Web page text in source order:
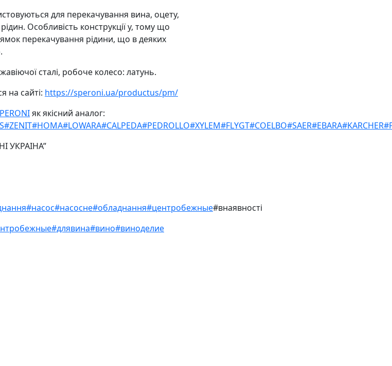
для перекачування вина, оцету,
Особливість конструкції у, тому що
перекачування рідини, що в деяких
сталі, робоче колесо: латунь.
на сайті: https://speroni.ua/productus/pm/
як якісний аналог:
#ZENIT#HOMA#LOWARA#CALPEDA#PEDROLLO#XYLEM#FLYGT#COELBO#SAER#EBARA#KARCHER
УКРАІНА”
#насос#насосне#обладнання#центробежные#внаявності
#длявина#вино#виноделие